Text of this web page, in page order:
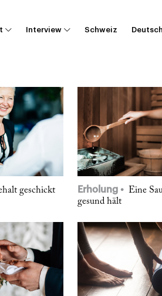
Interview Schweiz
geschickt
Erholung
Eine
gesund hält